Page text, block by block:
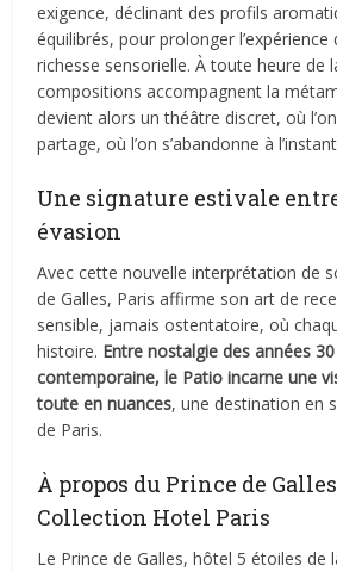
exigence, déclinant des profils
équilibrés, pour prolonger
richesse sensorielle. À toute heure de
compositions accompagnent la
devient alors un théâtre discret, où
partage, où l’on s’abandonne à
Une signature estivale
évasion
Avec cette nouvelle interprétation de
de Galles, Paris affirme son art de
sensible, jamais ostentatoire, où
histoire. Entre nostalgie des années
contemporaine, le Patio incarne une
toute en nuances, une destination en
de Paris.
À propos du Prince de
Collection Hotel Paris
Le Prince de Galles, hôtel 5 étoiles de